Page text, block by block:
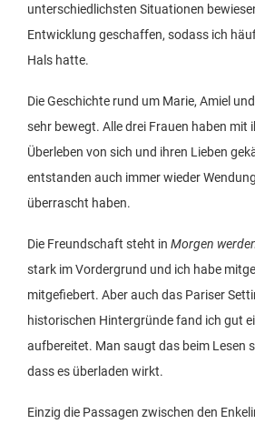
unterschiedlichsten Situationen
Entwicklung geschaffen, sodass ich
Hals hatte.
Die Geschichte rund um Marie, Amiel
sehr bewegt. Alle drei Frauen haben mit
Überleben von sich und ihren Lieben
entstanden auch immer wieder
überrascht haben.
Die Freundschaft steht in Morgen
stark im Vordergrund und ich habe
mitgefiebert. Aber auch das Pariser
historischen Hintergründe fand ich gut
aufbereitet. Man saugt das beim Lesen
dass es überladen wirkt.
Einzig die Passagen zwischen den